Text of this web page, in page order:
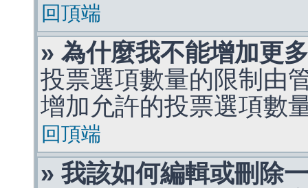
回頂端
» 為什麼我不能增加更
投票選項數量的限制由
增加允許的投票選項數
回頂端
» 我該如何編輯或刪除